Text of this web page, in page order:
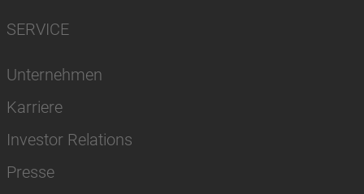
SERVICE
Unternehmen
Karriere
Investor Relations
Presse